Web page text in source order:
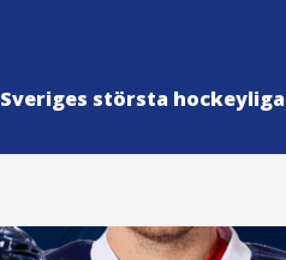
Sveriges största hockeyliga